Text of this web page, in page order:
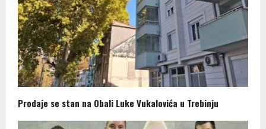
Prodaje se stan na Obali Luke Vukalovića u Trebinju